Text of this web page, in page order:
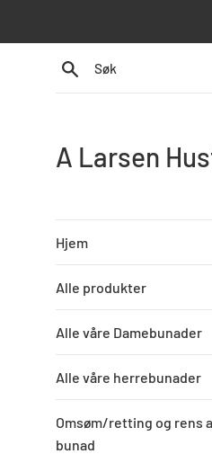
Søk
A Larsen
Hjem
Alle produkter
Alle våre Damebunader
Alle våre herrebunader
Omsøm/retting og rens
bunad